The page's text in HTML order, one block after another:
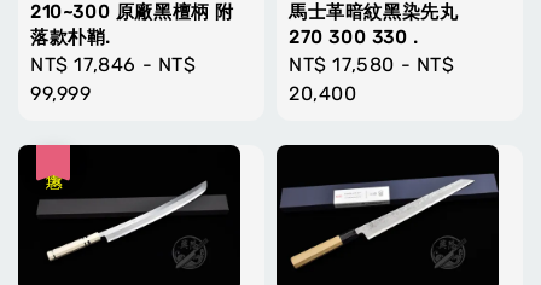
210~300 原廠黑檀柄 附
落款朴鞘.
Regular
price
NT$ 17,846 - NT$
99,999
馬士革暗紋黑染先丸
270 300 330 .
Regular
price
NT$ 17,580 - NT$
20,400